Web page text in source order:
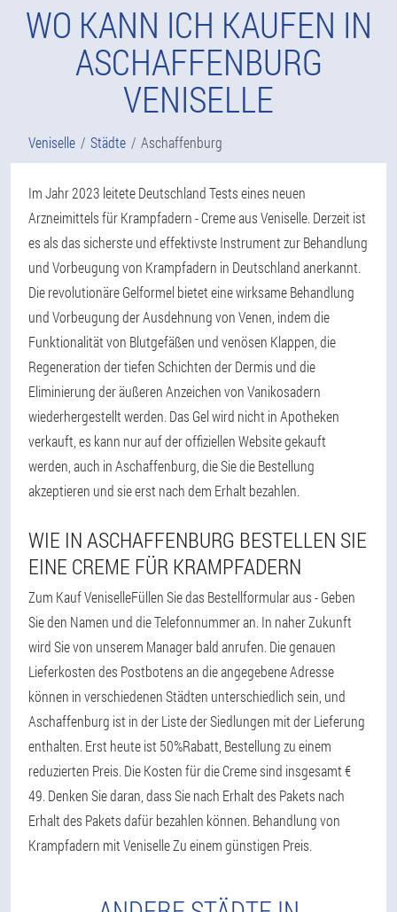
WO KANN ICH KAUFEN IN
ASCHAFFENBURG
VENISELLE
Veniselle Städte Aschaffenburg
Im Jahr 2023 leitete Deutschland Tests eines neuen
Arzneimittels für Krampfadern - Creme aus Veniselle. Derzeit ist
es als das sicherste und effektivste Instrument zur Behandlung
und Vorbeugung von Krampfadern in Deutschland anerkannt.
Die revolutionäre Gelformel bietet eine wirksame Behandlung
und Vorbeugung der Ausdehnung von Venen, indem die
Funktionalität von Blutgefäßen und venösen Klappen, die
Regeneration der tiefen Schichten der Dermis und die
Eliminierung der äußeren Anzeichen von Vanikosadern
wiederhergestellt werden. Das Gel wird nicht in Apotheken
verkauft, es kann nur auf der offiziellen Website gekauft
werden, auch in Aschaffenburg, die Sie die Bestellung
akzeptieren und sie erst nach dem Erhalt bezahlen.
WIE IN ASCHAFFENBURG BESTELLEN SIE
EINE CREME FÜR KRAMPFADERN
Zum Kauf VeniselleFüllen Sie das Bestellformular aus - Geben
Sie den Namen und die Telefonnummer an. In naher Zukunft
wird Sie von unserem Manager bald anrufen. Die genauen
Lieferkosten des Postbotens an die angegebene Adresse
können in verschiedenen Städten unterschiedlich sein, und
Aschaffenburg ist in der Liste der Siedlungen mit der Lieferung
enthalten. Erst heute ist 50%Rabatt, Bestellung zu einem
reduzierten Preis. Die Kosten für die Creme sind insgesamt €
49. Denken Sie daran, dass Sie nach Erhalt des Pakets nach
Erhalt des Pakets dafür bezahlen können. Behandlung von
Krampfadern mit Veniselle Zu einem günstigen Preis.